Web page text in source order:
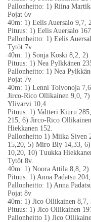
Pallonheitto: 1) Riina
Pojat 6v
40m: 1) Eelis Auersalo 9,7,
Pituus: 1) Eelis Auersalo
Pallonheitto: 1) Eelis
Tytöt 7v
40m: 1) Sonja Koski 8,2, 2)
Pituus: 1) Nea Pylkkänen
Pallonheitto: 1) Nea
Pojat 7v
40m: 1) Lenni Toivonoja
Jirco-Rico Ollikainen 9,0,
Ylivarvi 10,4.
Pituus: 1) Valtteri Kiuru
215, 6) Jirco-Rico
Hiekkanen 152.
Pallonheitto 1) Miika Siven
15,20, 5) Miro Bly 14,33,
10,20, 10) Tuukka
Tytöt 8v.
40m: 1) Noora Attila 8,8, 2)
Pituus: 1) Anna Padatsu
Pallonheitto: 1) Anna
Pojat 8v
40m: 1) Jico Ollikainen
Pituus: 1) Jico Ollikainen
Pallonheitto 1) Jico